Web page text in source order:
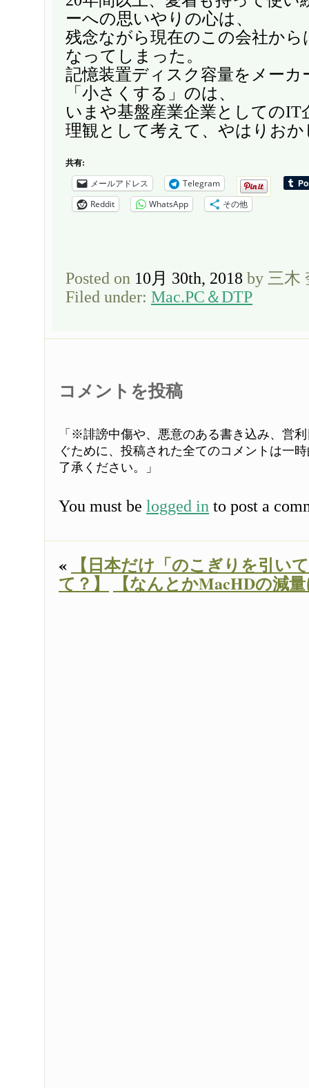
ーへの思いやりの心は、
残念ながら現在のこの会社か
なってしまった。
記憶装置ディスク容量をメーカ
「小さくする」のは、
いまや基盤産業企業としてのIT
理観として考えて、やはりおか
共有:
メールアドレス
Telegram
Reddit
WhatsApp その他
Posted on 10月 30th, 2018 by 三木
Filed under: Mac.PC＆DTP
コメントを投稿
「※誹謗中傷や、悪意のある書き込み、営
ぐために、投稿された全てのコメントは一
了承ください。」
You must be logged in to post a
« 【日本だけ「のこぎりを引い
て？】 【なんとかMacHDの減